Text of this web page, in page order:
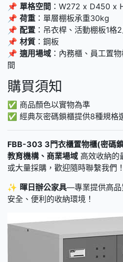
📌 單格空間 ：W272 x D450 x
📌 荷重 ：單層棚板承重30kg
📌 配置 ：吊衣桿、活動棚板1格2
📌 材質 ：鋼板
📌 適用場域 ：內務櫃、員工置
間
購買須知
✅ 商品顏色以實物為準
✅ 經典灰密碼鎖櫃提供8種規格
FBB-303 3門衣櫃置物櫃(密碼
教育機構、商業場域 高效收納的
或大量採購，歡迎隨時聯繫我們！
✨ 暉日辦公家具—專業提供高品
安全、便利的收納環境！